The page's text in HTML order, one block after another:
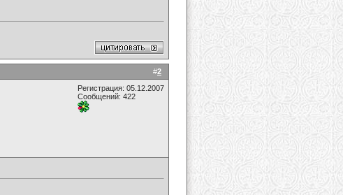
#2
Регистрация: 05.12.2007
Сообщений: 422